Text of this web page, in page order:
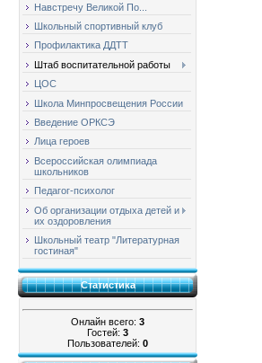
Навстречу Великой По...
Школьный спортивный клуб
Профилактика ДДТТ
Штаб воспитательной работы
ЦОС
Школа Минпросвещения России
Введение ОРКСЭ
Лица героев
Всероссийская олимпиада
школьников
Педагог-психолог
Об организации отдыха детей и
их оздоровления
Школьный театр "Литературная
гостиная"
Статистика
Онлайн всего: 3
Гостей: 3
Пользователей: 0